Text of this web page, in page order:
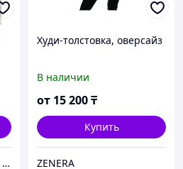
FENIX Корпоративная и школьная форма
Худи-толстовка, оверсайз
В наличии
от 15 200₸
Купить
ZENERA